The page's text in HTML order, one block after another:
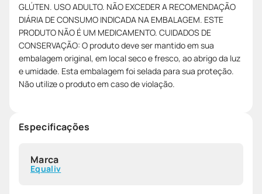
GLÚTEN. USO ADULTO. NÃO EXCEDER A RECOMENDAÇÃO
DIÁRIA DE CONSUMO INDICADA NA EMBALAGEM. ESTE
PRODUTO NÃO É UM MEDICAMENTO. CUIDADOS DE
CONSERVAÇÃO: O produto deve ser mantido em sua
embalagem original, em local seco e fresco, ao abrigo da luz
e umidade. Esta embalagem foi selada para sua proteção.
Não utilize o produto em caso de violação.
Especificações
Marca
Equaliv